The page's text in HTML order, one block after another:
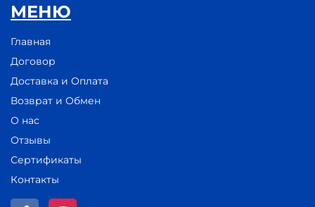
МЕНЮ
Главная
Договор
Доставка и Оплата
Возврат и Обмен
О нас
Отзывы
Сертификаты
Контакты